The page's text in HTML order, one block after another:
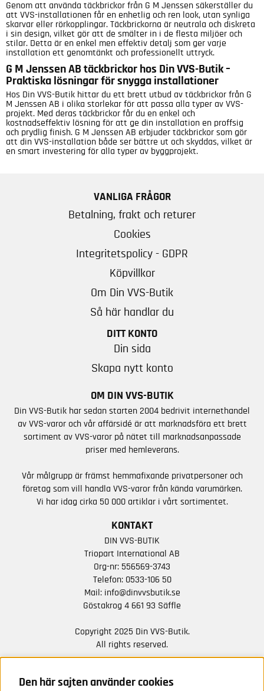
Genom att använda täckbrickor från G M Jenssen säkerställer du
att VVS-installationen får en enhetlig och ren look, utan synliga
skarvar eller rörkopplingar. Täckbrickorna är neutrala och diskreta
i sin design, vilket gör att de smälter in i de flesta miljöer och
stilar. Detta är en enkel men effektiv detalj som ger varje
installation ett genomtänkt och professionellt uttryck.
G M Jenssen AB täckbrickor hos Din VVS-Butik –
Praktiska lösningar för snygga installationer
Hos Din VVS-Butik hittar du ett brett utbud av täckbrickor från G
M Jenssen AB i olika storlekar för att passa alla typer av VVS-
projekt. Med deras täckbrickor får du en enkel och
kostnadseffektiv lösning för att ge din installation en proffsig
och prydlig finish. G M Jenssen AB erbjuder täckbrickor som gör
att din VVS-installation både ser bättre ut och skyddas, vilket är
en smart investering för alla typer av byggprojekt.
VANLIGA FRÅGOR
Betalning, frakt och returer
Cookies
Integritetspolicy - GDPR
Köpvillkor
Om Din VVS-Butik
Så här handlar du
DITT KONTO
Din sida
Skapa nytt konto
OM DIN VVS-BUTIK
Din VVS-Butik har sedan starten 2004 bedrivit internethandel
av VVS-varor och vår affärsidé är att marknadsföra ett brett
sortiment av VVS-varor på nätet till marknadsanpassade
priser med hemleverans.
Vår målgrupp är främst hemmafixande privatpersoner och
företag som vill handla VVS-varor från kända varumärken.
Vi har idag cirka 50 000 artiklar i vårt sortimentet.
KONTAKT
DIN VVS-BUTIK
Triopart International AB
Org-nr: 556569-3743
Telefon: 0533-106 50
Mail: info@dinvvsbutik.se
Göstakrog 4 661 93 Säffle
Copyright 2025 Din VVS-Butik.
All rights reserved.
NYHETER FRÅN OSS
Den här sajten använder cookies